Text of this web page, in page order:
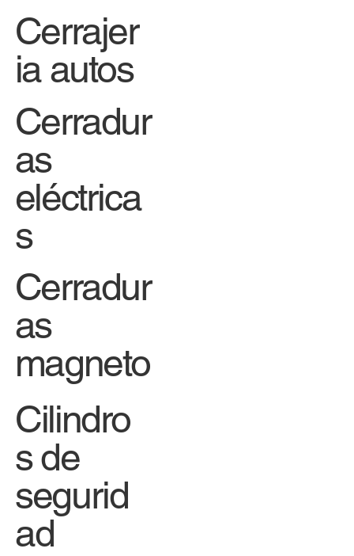
Cerrajer
ia autos
Cerradur
as
eléctrica
s
Cerradur
as
magneto
Cilindro
s de
segurid
ad